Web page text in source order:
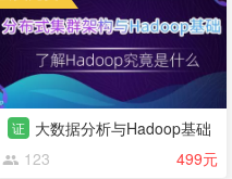
证 大数据分析与Hadoop基础
123
499元